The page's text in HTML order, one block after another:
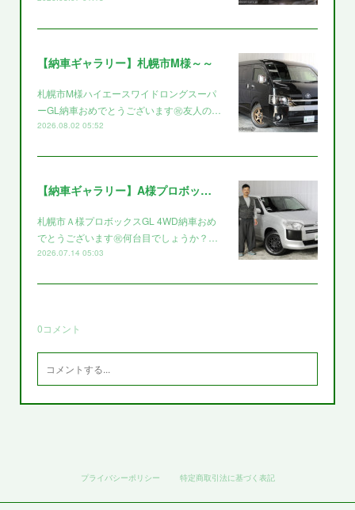
【納車ギャラリー】札幌市M様～～
札幌市M様ハイエースワイドロングスーパ
ーGL納車おめでとうございます㊗️友人の…
2026.08.02 05:52
【納車ギャラリー】A様プロボックス～～
札幌市Ａ様プロボックスGL 4WD納車おめ
でとうございます㊗️何台目でしょうか？…
2026.07.14 05:03
0コメント
プライバシーポリシー 特定商取引法に基づく表記